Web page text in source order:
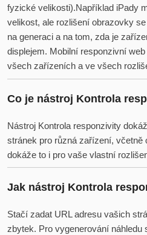
fyzické velikosti).Například iPady
velikost, ale rozlišení obrazovky
na generaci a na tom, zda je
displejem. Mobilní responzivní
všech zařízeních a ve všech
Co je nástroj Kontrola
Nástroj Kontrola responzivity
stránek pro různá zařízení, včetně
dokáže to i pro vaše vlastní
Jak nástroj Kontrola
Stačí zadat URL adresu vašich
zbytek. Pro vygenerování náhledu